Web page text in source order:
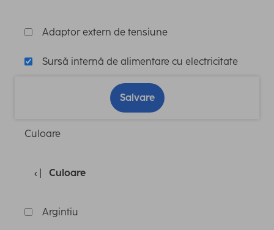
Adaptor extern de tensiune
Sursă internă de alimentare cu electricitate
Salvare
Culoare
Culoare
Argintiu